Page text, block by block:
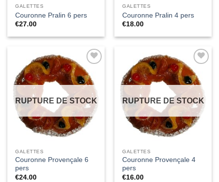
GALETTES
Couronne Pralin 6 pers
€27.00
GALETTES
Couronne Pralin 4 pers
€18.00
Ajouter
à la liste
de
RUPTURE DE STOCK
GALETTES
Couronne Provençale 6
pers
€24.00
Ajouter
à la liste
de
RUPTURE DE STOCK
GALETTES
Couronne Provençale 4
pers
€16.00